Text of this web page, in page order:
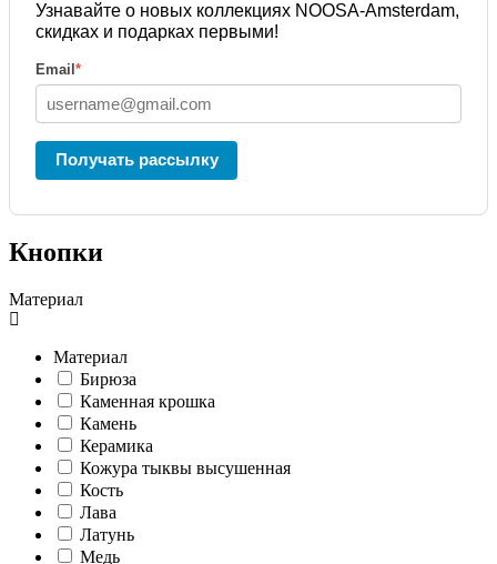
Узнавайте о новых коллекциях NOOSA-Amsterdam,
скидках и подарках первыми!
Email *
Получать рассылку
Кнопки
Материал
Материал
Бирюза
Каменная крошка
Камень
Керамика
Кожура тыквы высушенная
Кость
Лава
Латунь
Медь